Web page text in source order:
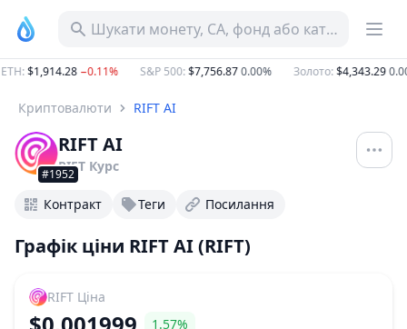
Шукати монету, CA, фонд або категорію
:$1,914.28−0.11% S&P 500:$7,756.870.00% Золото:$4,343.29
Криптовалюти RIFT AI
#1952
RIFT AI
RIFT Курс
Контракт Теги Посилання
Графік ціни RIFT AI (RIFT)
RIFT Ціна
1.57%